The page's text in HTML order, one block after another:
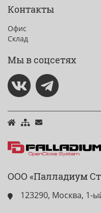
Контакты
Офис
Склад
Мы в соцсетях
ООО «Палладиум
123290, Москва,